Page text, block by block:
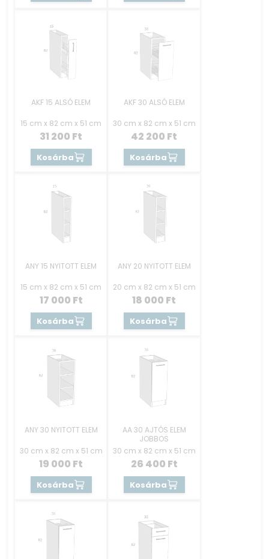
AKF 15 ALSÓ ELEM
15 cm x 82 cm x 51 cm
31 200 Ft
Kosárba
AKF 30 ALSÓ ELEM
30 cm x 82 cm x 51 cm
42 200 Ft
Kosárba
ANY 15 NYITOTT ELEM
15 cm x 82 cm x 51 cm
17 000 Ft
Kosárba
ANY 20 NYITOTT ELEM
20 cm x 82 cm x 51 cm
18 000 Ft
Kosárba
ANY 30 NYITOTT ELEM
30 cm x 82 cm x 51 cm
19 000 Ft
Kosárba
AA 30 AJTÓS ELEM
JOBBOS
30 cm x 82 cm x 51 cm
26 400 Ft
Kosárba